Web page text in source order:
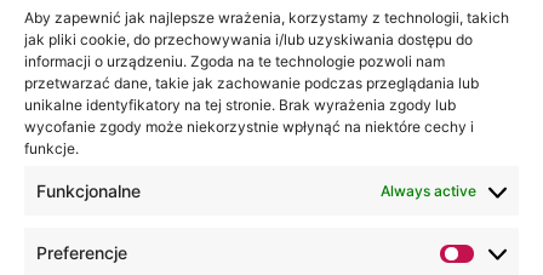
Aby zapewnić jak najlepsze wrażenia, korzystamy z technologii, takich
jak pliki cookie, do przechowywania i/lub uzyskiwania dostępu do
informacji o urządzeniu. Zgoda na te technologie pozwoli nam
przetwarzać dane, takie jak zachowanie podczas przeglądania lub
unikalne identyfikatory na tej stronie. Brak wyrażenia zgody lub
wycofanie zgody może niekorzystnie wpłynąć na niektóre cechy i
funkcje.
Funkcjonalne Always active
Preferencje
Місцезнаходження
Академії
WSEI
Ви можете
знайти нас